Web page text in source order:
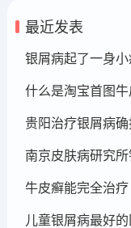
最近发表
银屑病起了一身
什么是淘宝首图
贵阳治疗银屑病
牛皮癣能完全治
儿童银屑病最好